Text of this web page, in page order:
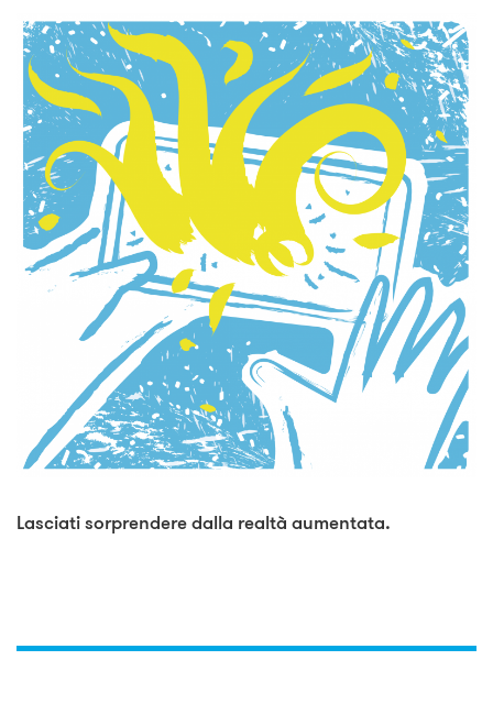
Lasciati sorprendere dalla realtà aumentata.